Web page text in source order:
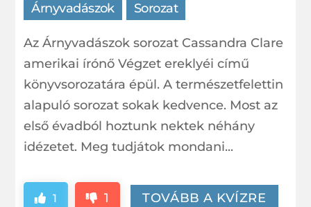
Árnyvadászok Sorozat
Az Árnyvadászok sorozat Cassandra Clare
amerikai írónő Végzet ereklyéi című
könyvsorozatára épül. A természetfelettin
alapuló sorozat sokak kedvence. Most az
első évadból hoztunk nektek néhány
idézetet. Meg tudjátok mondani...
1 1 TOVÁBB A KVÍZRE